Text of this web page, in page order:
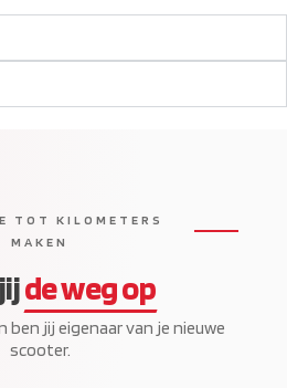
TOT KILOMETERS
MAKEN
de weg op
ben jij eigenaar van je nieuwe
scooter.